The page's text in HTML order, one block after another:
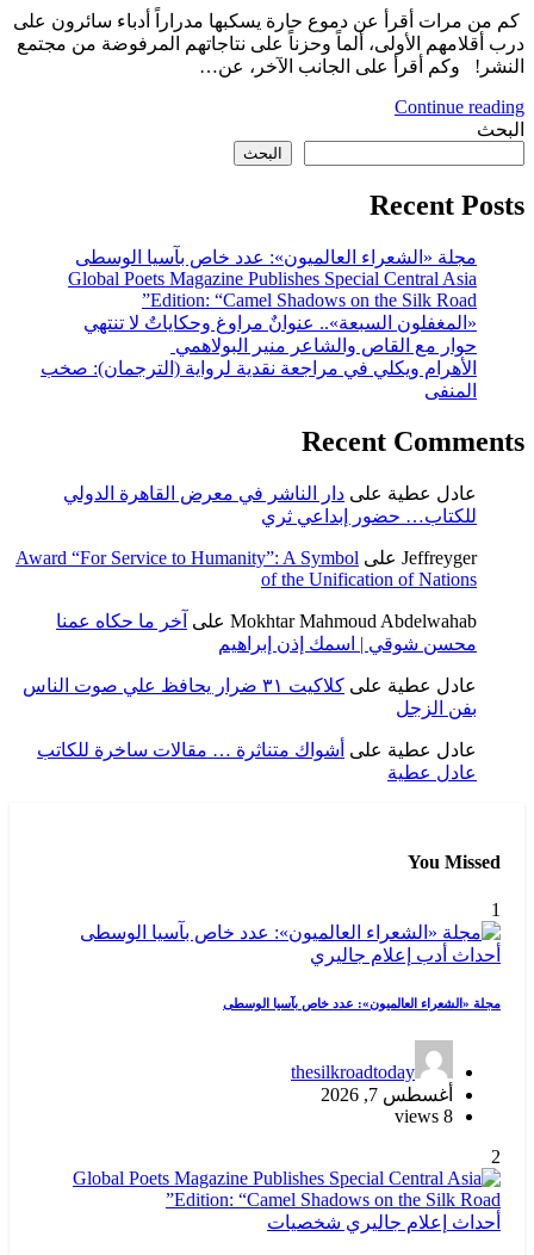
كم من مرات أقرأ عن دموع حارة يسكبها مدراراً أدباء سائرون على
درب أقلامهم الأولى، ألماً وحزناً على نتاجاتهم المرفوضة من مجتمع
النشر! وكم أقرأ على الجانب الآخر، عن…
Continue reading
البحث
البحث
Recent Posts
مجلة «الشعراء العالميون»: عدد خاص بآسيا الوسطى
Global Poets Magazine Publishes Special Central Asia
Edition: “Camel Shadows on the Silk Road”
«المغفلون السبعة».. عنوانٌ مراوغ وحكاياتٌ لا تنتهي
حوار مع القاص والشاعر منير البولاهمي
الأهرام ويكلي في مراجعة نقدية لرواية (الترجمان): صخب
المنفى
Recent Comments
عادل عطية على دار الناشر في معرض القاهرة الدولي
للكتاب… حضور إبداعي ثري
Jeffreyger على Award “For Service to Humanity”: A Symbol
of the Unification of Nations
Mokhtar Mahmoud Abdelwahab على آخر ما حكاه عمنا
محسن شوقي | اسمك إذن إبراهيم
عادل عطية على
كلاكيت ٣١ ضرار يحافظ علي صوت الناس
بفن الزجل
عادل عطية على أشواك متناثرة … مقالات ساخرة للكاتب
عادل عطية
You Missed
1
أحداث أدب إعلام جاليري
مجلة «الشعراء العالميون»: عدد خاص بآسيا الوسطى
thesilkroadtoday
أغسطس 7, 2026
8 views
2
أحداث إعلام جاليري شخصيات